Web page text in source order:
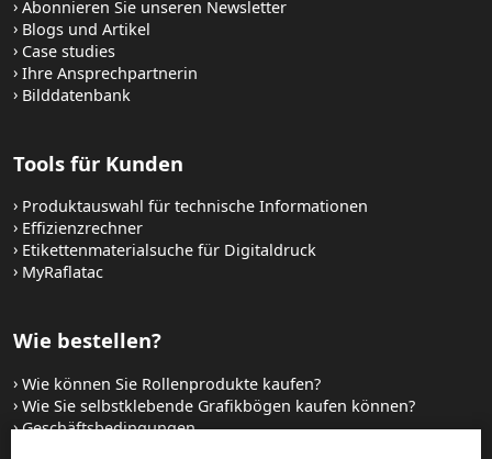
Abonnieren Sie unseren Newsletter
Blogs und Artikel
Case studies
Ihre Ansprechpartnerin
Bilddatenbank
Tools für Kunden
Produktauswahl für technische Informationen
Effizienzrechner
Etikettenmaterialsuche für Digitaldruck
MyRaflatac
Wie bestellen?
Wie können Sie Rollenprodukte kaufen?
Wie Sie selbstklebende Grafikbögen kaufen können?
Geschäftsbedingungen